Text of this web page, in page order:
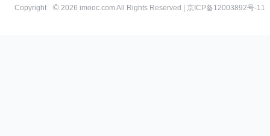
Copyright 2026 imooc.com All Rights Reserved | 京ICP备12003892号-11